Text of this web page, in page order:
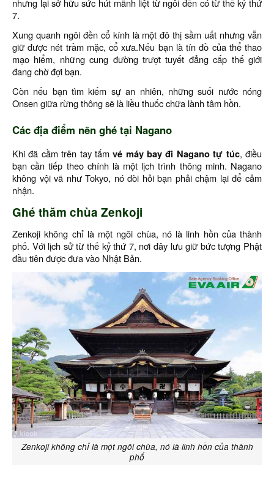
nhưng lại sở hữu sức hút mãnh liệt từ ngôi đền có từ thế kỷ thứ
7.
Xung quanh ngôi đền cổ kính là một đô thị sầm uất nhưng vẫn
giữ được nét trầm mặc, cổ xưa.Nếu bạn là tín đồ của thể thao
mạo hiểm, những cung đường trượt tuyết đẳng cấp thế giới
đang chờ đợi bạn.
Còn nếu bạn tìm kiếm sự an nhiên, những suối nước nóng
Onsen giữa rừng thông sẽ là liều thuốc chữa lành tâm hồn.
Các địa điểm nên ghé tại Nagano
Khi đã cầm trên tay tấmvé máy bay đi Nagano tự túc, điều
bạn cần tiếp theo chính là một lịch trình thông minh. Nagano
không vội vã như Tokyo, nó đòi hỏi bạn phải chậm lại để cảm
nhận.
Ghé thăm chùa Zenkoji
Zenkoji không chỉ là một ngôi chùa, nó là linh hồn của thành
phố. Với lịch sử từ thế kỷ thứ 7, nơi đây lưu giữ bức tượng Phật
đầu tiên được đưa vào Nhật Bản.
Zenkoji không chỉ là một ngôi chùa, nó là linh hồn của thành
phố